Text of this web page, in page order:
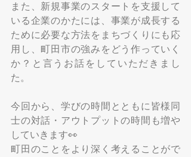
また、新規事業のスタートを支援して
いる企業のかたには、事業が成長する
ために必要な方法をまちづくりにも応
用し、町田市の強みをどう作っていく
か？と言うお話をしていただきまし
た。
今回から、学びの時間とともに皆様同
士の対話・アウトプットの時間も増や
していきます👀
町田のことをより深く考えることがで